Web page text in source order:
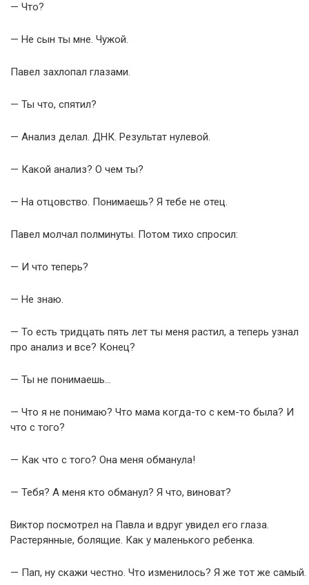
— Что?
— Не сын ты мне. Чужой.
Павел захлопал глазами.
— Ты что, спятил?
— Анализ делал. ДНК. Результат нулевой.
— Какой анализ? О чем ты?
— На отцовство. Понимаешь? Я тебе не отец.
Павел молчал полминуты. Потом тихо спросил:
— И что теперь?
— Не знаю.
— То есть тридцать пять лет ты меня растил, а теперь узнал
про анализ и все? Конец?
— Ты не понимаешь…
— Что я не понимаю? Что мама когда-то с кем-то была? И
что с того?
— Как что с того? Она меня обманула!
— Тебя? А меня кто обманул? Я что, виноват?
Виктор посмотрел на Павла и вдруг увидел его глаза.
Растерянные, болящие. Как у маленького ребенка.
— Пап, ну скажи честно. Что изменилось? Я же тот же самый.